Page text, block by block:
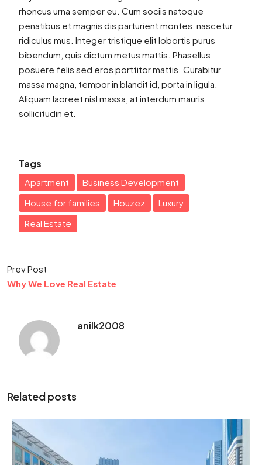
rhoncus urna semper eu. Cum sociis natoque
penatibus et magnis dis parturient montes, nascetur
ridiculus mus. Integer tristique elit lobortis purus
bibendum, quis dictum metus mattis. Phasellus
posuere felis sed eros porttitor mattis. Curabitur
massa magna, tempor in blandit id, porta in ligula.
Aliquam laoreet nisl massa, at interdum mauris
sollicitudin et.
Tags
Apartment
Business Development
House for families
Houzez
Luxury
Real Estate
Prev Post
Why We Love Real Estate
anilk2008
Related posts